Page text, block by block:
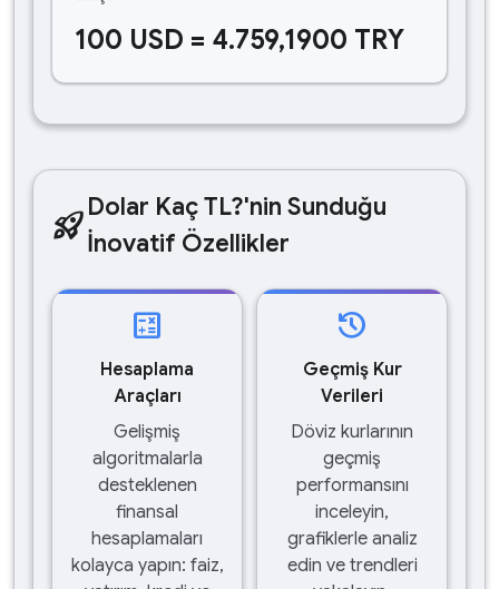
100 USD = 4.759,1900 TRY
rocket_launchDolar Kaç TL?'nin Sunduğu
İnovatif Özellikler
calculate
Hesaplama
Araçları
Gelişmiş
algoritmalarla
desteklenen
finansal
hesaplamaları
kolayca yapın: faiz,
history
Geçmiş Kur
Verileri
Döviz kurlarının
geçmiş
performansını
inceleyin,
grafiklerle analiz
edin ve trendleri